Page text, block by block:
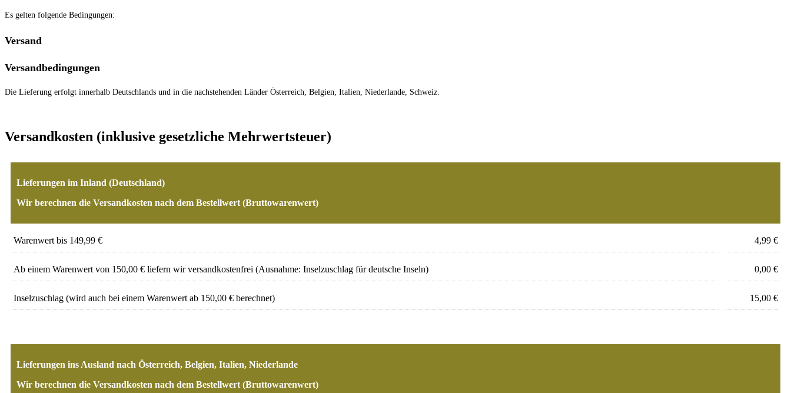
Es gelten folgende Bedingungen:
Versand
Versandbedingungen
Die Lieferung erfolgt innerhalb Deutschlands und in die nachstehenden Länder Österreich, Belgien, Italien, Niederlande, Schweiz.
Versandkosten (inklusive gesetzliche Mehrwertsteuer)
Lieferungen im Inland (Deutschland)
Wir berechnen die Versandkosten nach dem Bestellwert (Bruttowarenwert)
Warenwert bis 149,99 € 4,99 €
Ab einem Warenwert von 150,00 € liefern wir versandkostenfrei (Ausnahme: Inselzuschlag für deutsche Inseln) 0,00 €
Inselzuschlag (wird auch bei einem Warenwert ab 150,00 € berechnet) 15,00 €
Lieferungen ins Ausland nach Österreich, Belgien, Italien, Niederlande
Wir berechnen die Versandkosten nach dem Bestellwert (Bruttowarenwert)